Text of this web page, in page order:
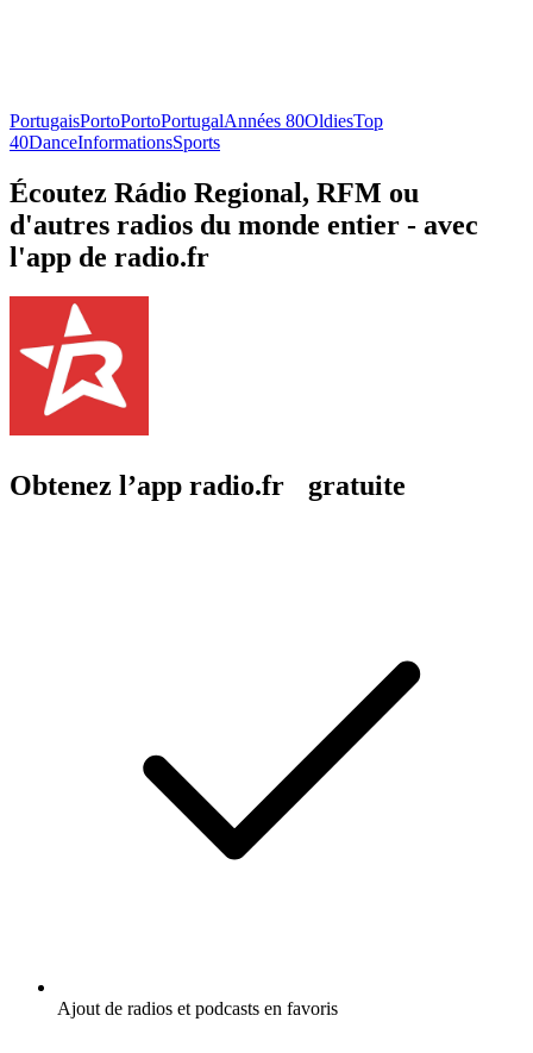
PortugaisPortoPortoPortugalAnnées 80OldiesTop
40DanceInformationsSports
Écoutez Rádio Regional, RFM ou
d'autres radios du monde entier - avec
l'app de radio.fr
Obtenez l’app radio.fr gratuite
Ajout de radios et podcasts en favoris